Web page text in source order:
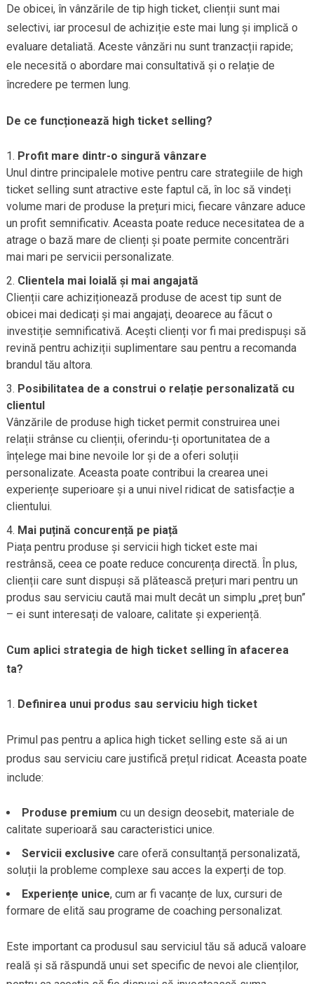
De obicei, în vânzările de tip high ticket, clienții sunt mai
selectivi, iar procesul de achiziție este mai lung și implică o
evaluare detaliată. Aceste vânzări nu sunt tranzacții rapide;
ele necesită o abordare mai consultativă și o relație de
încredere pe termen lung.
De ce funcționează high ticket selling?
Profit mare dintr-o singură vânzare
Unul dintre principalele motive pentru care strategiile de high
ticket selling sunt atractive este faptul că, în loc să vindeți
volume mari de produse la prețuri mici, fiecare vânzare aduce
un profit semnificativ. Aceasta poate reduce necesitatea de a
atrage o bază mare de clienți și poate permite concentrări
mai mari pe servicii personalizate.
Clientela mai loială și mai angajată
Clienții care achiziționează produse de acest tip sunt de
obicei mai dedicați și mai angajați, deoarece au făcut o
investiție semnificativă. Acești clienți vor fi mai predispuși să
revină pentru achiziții suplimentare sau pentru a recomanda
brandul tău altora.
Posibilitatea de a construi o relație personalizată cu
clientul
Vânzările de produse high ticket permit construirea unei
relații strânse cu clienții, oferindu-ți oportunitatea de a
înțelege mai bine nevoile lor și de a oferi soluții
personalizate. Aceasta poate contribui la crearea unei
experiențe superioare și a unui nivel ridicat de satisfacție a
clientului.
Mai puțină concurență pe piață
Piața pentru produse și servicii high ticket este mai
restrânsă, ceea ce poate reduce concurența directă. În plus,
clienții care sunt dispuși să plătească prețuri mari pentru un
produs sau serviciu caută mai mult decât un simplu „preț bun”
– ei sunt interesați de valoare, calitate și experiență.
Cum aplici strategia de high ticket selling în afacerea
ta?
Definirea unui produs sau serviciu high ticket
Primul pas pentru a aplica high ticket selling este să ai un
produs sau serviciu care justifică prețul ridicat. Aceasta poate
include:
Produse premium cu un design deosebit, materiale de
calitate superioară sau caracteristici unice.
Servicii exclusive care oferă consultanță personalizată,
soluții la probleme complexe sau acces la experți de top.
Experiențe unice, cum ar fi vacanțe de lux, cursuri de
formare de elită sau programe de coaching personalizat.
Este important ca produsul sau serviciul tău să aducă valoare
reală și să răspundă unui set specific de nevoi ale clienților,